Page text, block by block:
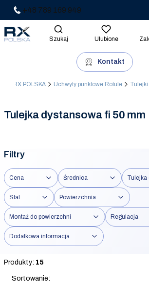
+48 789 169 949
Otwórz wyszukiwarkę
Szukaj Ulubione
Kontakt
RX POLSKA Uchwyty punktowe Rotule Tulejki
Tulejka dystansowa fi 50 mm
Filtry
Cena Średnica Tulejka
Stal Powierzchnia
Montaż do powierzchni Regulacja
Dodatkowa informacja
Koniec filtrów
Produkty: 15
Lista produktów
Sortowanie: